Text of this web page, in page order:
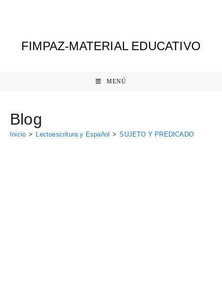
FIMPAZ-MATERIAL EDUCATIVO
MENÚ
Blog
Inicio > Lectoescritura y Español > SUJETO Y PREDICADO